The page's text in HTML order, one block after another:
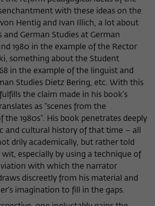
with these ideas on the
Hentig and Ivan Illich, a lot about
and German Studies at German
1980 in the example of the Rector
something about the Student
in the example of the linguist and
Studies Dietz Bering, etc. With this
the claim made in his book’s
as “scenes from the
the 1980s”. His book penetrates deeply
and cultural history of that time – all
drily academically, but rather told
especially by using a technique of
with which the narrator
discreetly from his material and
imagination to fill in the gaps.